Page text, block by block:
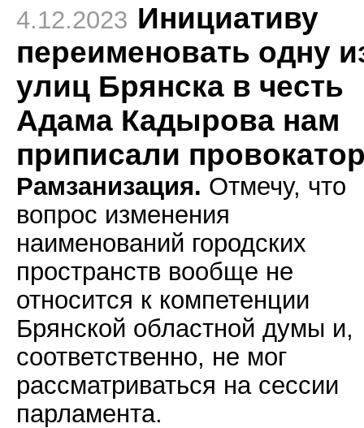
4.12.2023 Инициативу
переименовать одну
улиц Брянска в честь
Адама Кадырова нам
приписали
Рамзанизация. Отмечу, что
вопрос изменения
наименований городских
пространств вообще не
относится к компетенции
Брянской областной думы и,
соответственно, не мог
рассматриваться на сессии
парламента.